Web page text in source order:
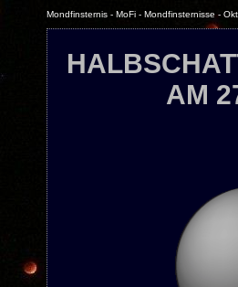
Mondfinsternis - MoFi - Mondfinsternisse -
AM